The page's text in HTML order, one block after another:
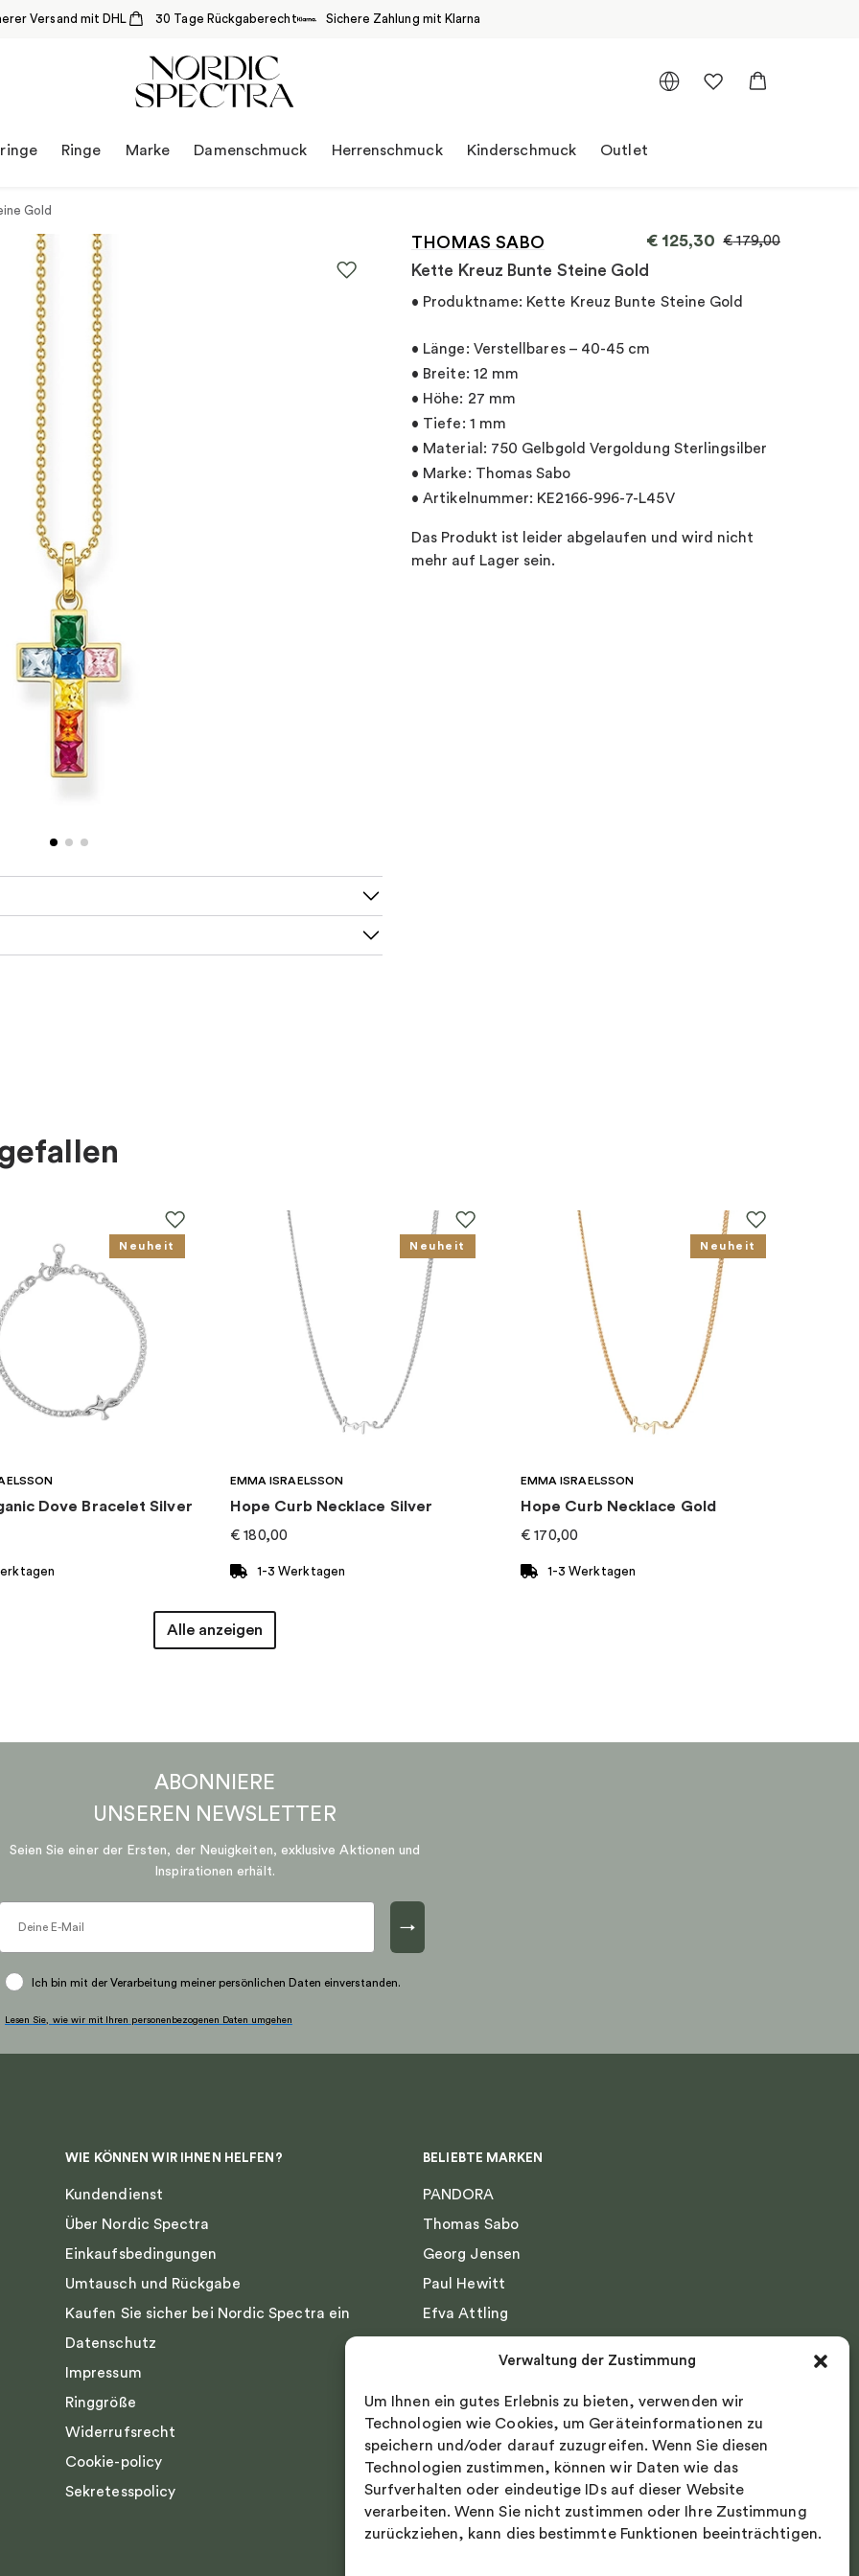
Verwaltung der Zustimmung
Um Ihnen ein gutes Erlebnis zu bieten, verwenden wir
Technologien wie Cookies, um Geräteinformationen zu
speichern und/oder darauf zuzugreifen. Wenn Sie diesen
Technologien zustimmen, können wir Daten wie das
Surfverhalten oder eindeutige IDs auf dieser Website
verarbeiten. Wenn Sie nicht zustimmen oder Ihre Zustimmung
zurückziehen, kann dies bestimmte Funktionen beeinträchtigen.
Versand mit DHL 30 Tage Rückgaberecht Sichere Zahlung mit Klarna
Ringe Marke Damenschmuck Herrenschmuck Kinderschmuck Outlet
Gold
THOMAS SABO
Kette Kreuz Bunte Steine Gold
€125,30 €179,00
• Produktname: Kette Kreuz Bunte Steine Gold
• Länge: Verstellbares – 40-45 cm
• Breite: 12 mm
• Höhe: 27 mm
• Tiefe: 1 mm
• Material: 750 Gelbgold Vergoldung Sterlingsilber
• Marke: Thomas Sabo
• Artikelnummer: KE2166-996-7-L45V
Das Produkt ist leider abgelaufen und wird nicht
mehr auf Lager sein.
Neuheit
Dove Bracelet Silver
Neuheit
EMMA ISRAELSSON
Hope Curb Necklace Silver
€ 180,00
1-3 Werktagen
Neuheit
EMMA ISRAELSSON
Hope Curb Necklace Gold
€ 170,00
1-3 Werktagen
Alle anzeigen
ABONNIERE
UNSEREN NEWSLETTER
Seien Sie einer der Ersten, der Neuigkeiten, exklusive Aktionen und
Inspirationen erhält.
→
Ich bin mit der Verarbeitung meiner persönlichen Daten einverstanden.
Lesen Sie, wie wir mit Ihren personenbezogenen Daten umgehen
WIE KÖNNEN WIR IHNEN HELFEN?
Kundendienst
Über Nordic Spectra
Einkaufsbedingungen
Umtausch und Rückgabe
Kaufen Sie sicher bei Nordic Spectra ein
Datenschutz
Impressum
Ringgröße
Widerrufsrecht
Cookie-policy
Sekretesspolicy
BELIEBTE MARKEN
PANDORA
Thomas Sabo
Georg Jensen
Paul Hewitt
Efva Attling
Nordic Spectra